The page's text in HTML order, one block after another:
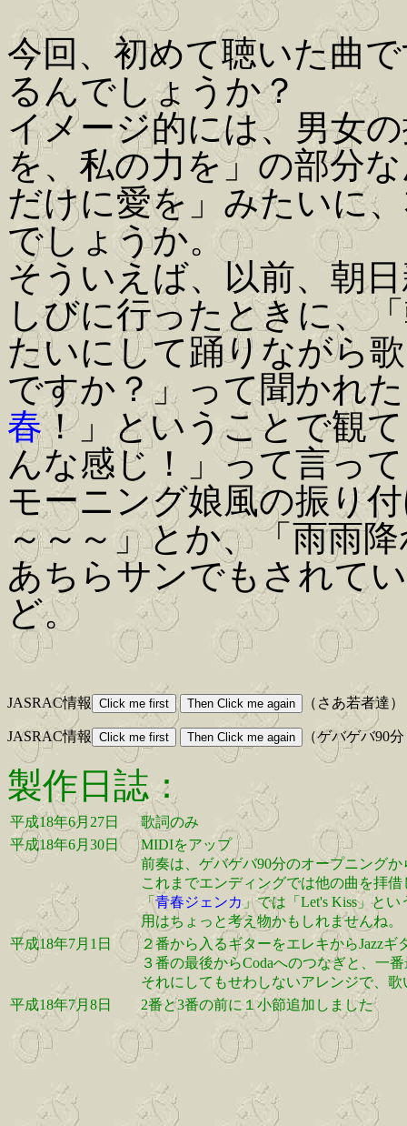
今回、初めて聴いた曲
るんでしょうか？
イメージ的には、男女
を、私の力を」の部分
だけに愛を」みたいに
でしょうか。
そういえば、以前、朝
しびに行ったときに、
たいにして踊りながら
ですか？」って聞かれ
春！」ということで観
んな感じ！」って言っ
モーニング娘風の振り
～～～」とか、「雨雨
あちらサンでもされて
ど。
JASRAC情報 （さあ若者達）
JASRAC情報 （ゲバゲバ90
製作日誌：
平成18年6月27日
歌詞のみ
平成18年6月30日
MIDIをアップ
前奏は、ゲバゲバ90分のオープニング
これまでエンディングでは他の曲を拝
「青春ジェンカ」では「Let's Kiss」と
用はちょっと考え物かもしれませんね。
平成18年7月1日
２番から入るギターをエレキからJazzギ
３番の最後からCodaへのつなぎと、一
それにしてもせわしないアレンジで、
平成18年7月8日
2番と3番の前に１小節追加しました